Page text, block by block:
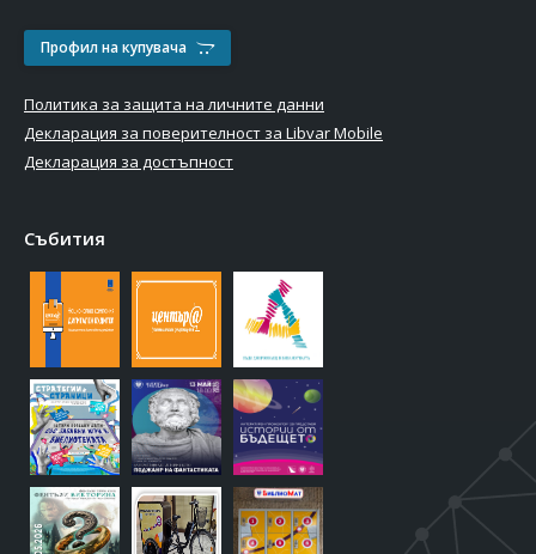
Профил на купувача
Политика за защита на личните данни
Декларация за поверителност за Libvar Mobile
Декларация за достъпност
Събития